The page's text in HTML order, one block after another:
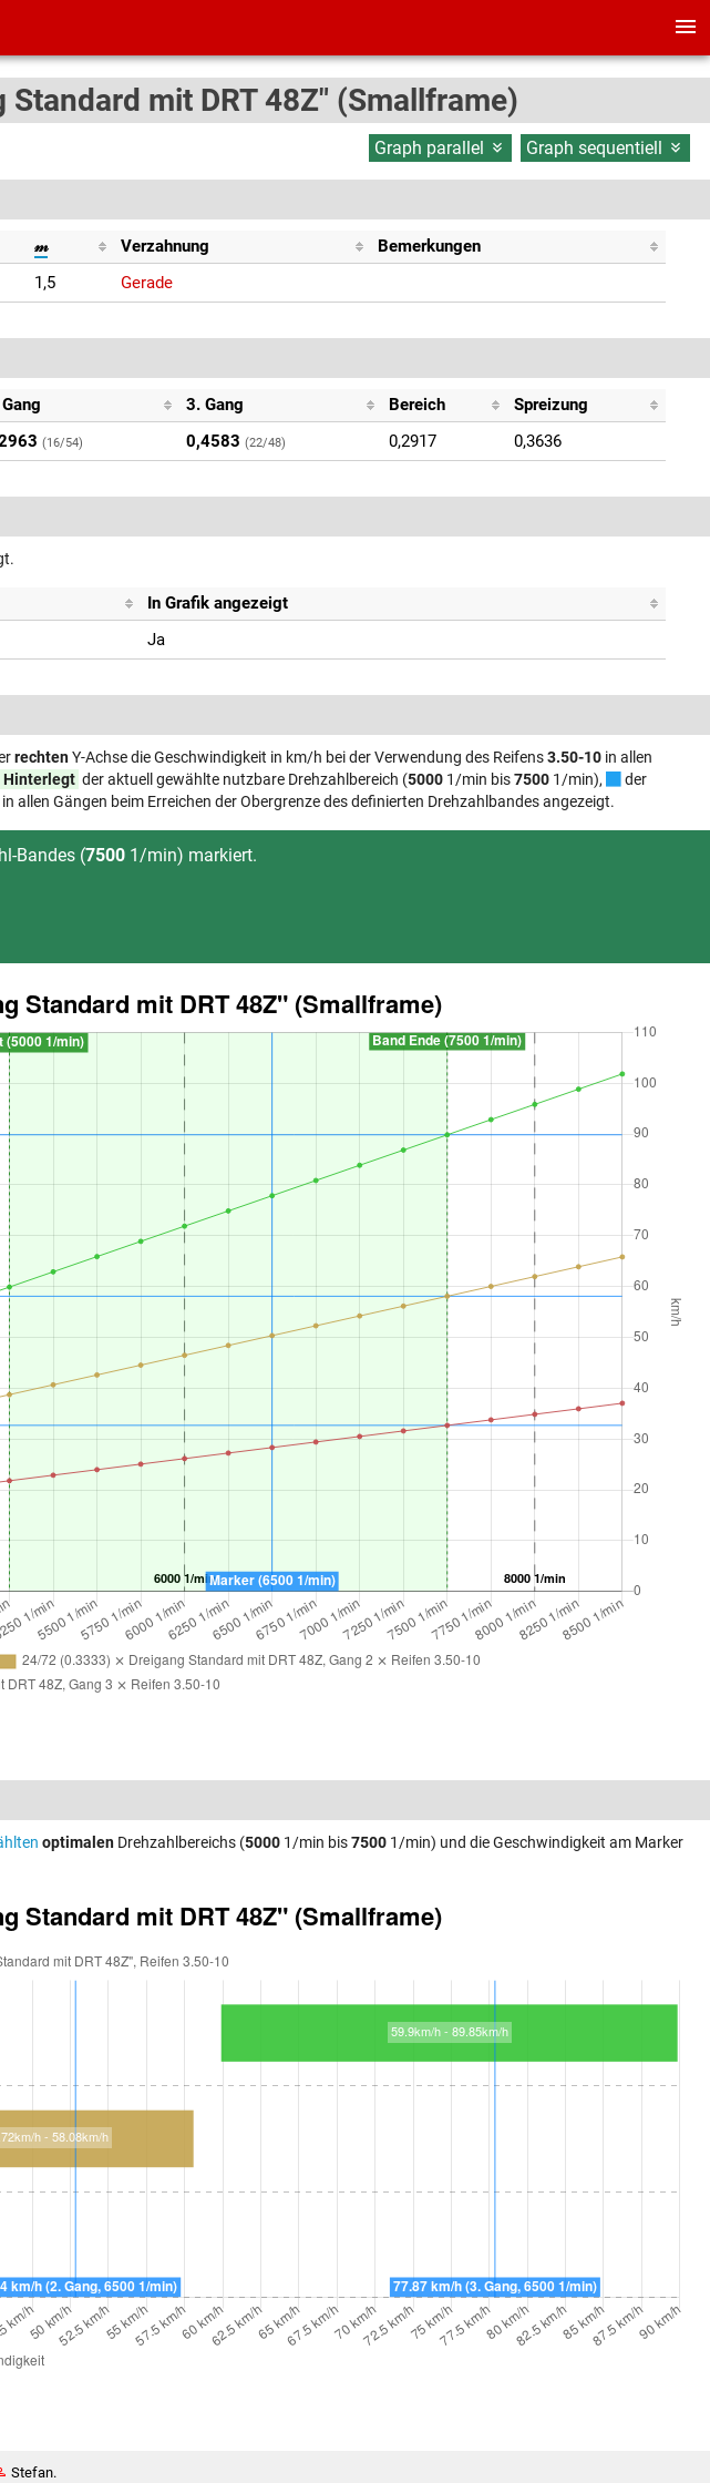
mit DRT 48Z" (Smallframe)
Graph parallel Graph sequentiell
𝓂 Verzahnung
Bemerkungen
1,5 Gerade
3. Gang Bereich
Spreizung
(16/54) 0,4583 (22/48) 0,2917 0,3636
In Grafik angezeigt
Ja
rechtenY-Achse die Geschwindigkeit in km/h bei der Verwendung des Reifens3.50-10 in allen
Hinterlegt der aktuell gewählte nutzbare Drehzahlbereich (5000 1/min bis7500 1/min),
der
allen Gängen beim Erreichen der Obergrenze des definierten Drehzahlbandes angezeigt.
Bandes (7500 1/min) markiert.
optimalen Drehzahlbereichs (5000 1/min bis7500 1/min) und die Geschwindigkeit am Marker
Stefan.